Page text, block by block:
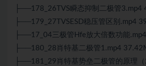
├──178_26TVS瞬态抑制二极管3.mp4
├──179_27TVSESD稳压管区别.mp4
├──17_04三极管Hfe放大倍数功能
├──180_28肖特基二极管1.mp4
├──181_29肖特基势垒二极管的原理